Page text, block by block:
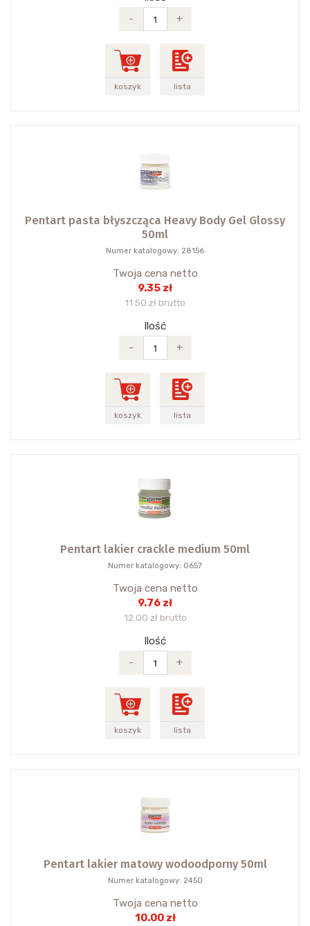
-
+
koszyk lista
Pentart pasta błyszcząca Heavy Body Gel Glossy
50ml
Numer katalogowy: 28156
Twoja cena netto
9.35 zł
11.50 zł brutto
Ilość
-
+
koszyk lista
Pentart lakier crackle medium 50ml
Numer katalogowy: 0657
Twoja cena netto
9.76 zł
12.00 zł brutto
Ilość
-
+
koszyk lista
Pentart lakier matowy wodoodporny 50ml
Numer katalogowy: 2450
Twoja cena netto
10.00 zł